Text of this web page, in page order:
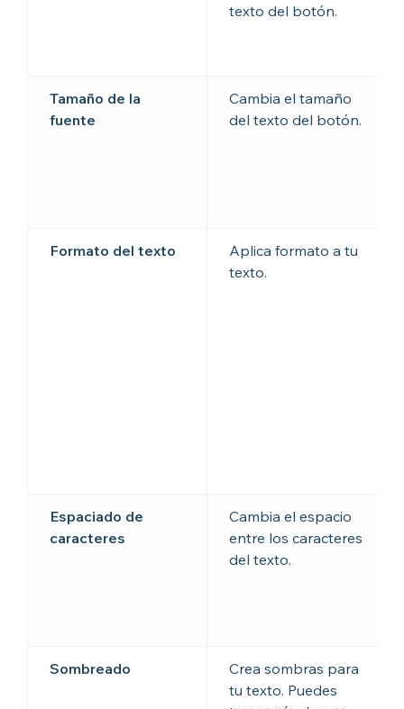
texto del botón.
Tamaño de la
fuente
Cambia el tamaño
del texto del botón.
Formato del texto
Aplica formato a tu
texto.
Espaciado de
caracteres
Cambia el espacio
entre los caracteres
del texto.
Sombreado
Crea sombras para
tu texto. Puedes